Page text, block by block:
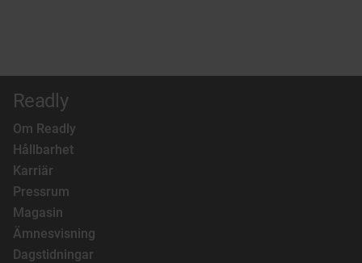
Readly
Om Readly
Hållbarhet
Karriär
Pressrum
Magasin
Ämnesvisning
Dagstidningar